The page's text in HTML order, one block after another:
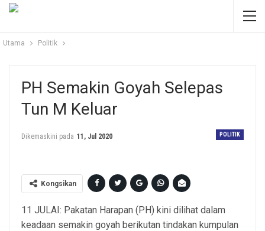
Utama Politik
PH Semakin Goyah Selepas
Tun M Keluar
POLITIK
Dikemaskini pada 11, Jul 2020
Kongsikan
11 JULAI: Pakatan Harapan (PH) kini dilihat dalam
keadaan semakin goyah berikutan tindakan kumpulan